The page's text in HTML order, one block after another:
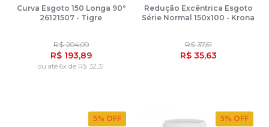
5% OFF
Curva Esgoto 150 Longa 90º
26121507 - Tigre
R$ 204,09
R$ 193,89
ou até 6x de R$ 32,31
Redução Excêntrica Esgoto
Série Normal 150x100 - Krona
R$ 37,51
R$ 35,63
5% OFF